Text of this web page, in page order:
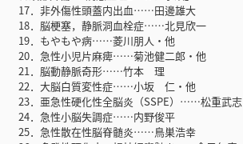
17．非外傷性頭蓋内出血……田邊雄大
18．脳梗塞，静脈洞血栓症……北見欣一
19．もやもや病……菱川朋人・他
20．急性小児片麻痺……菊池健二郎・他
21．脳動静脈奇形……竹本 理
22．大脳白質変性症……小坂 仁・他
23．亜急性硬化性全脳炎（SSPE）……松重武志
24．急性小脳失調症……内野俊平
25．急性散在性脳脊髄炎……鳥巣浩幸